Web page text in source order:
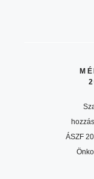
ÁSZF